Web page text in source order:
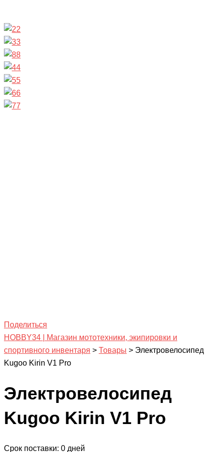
Поделиться
HOBBY34 | Магазин мототехники, экипировки и
спортивного инвентаря > Товары > Электровелосипед
Kugoo Kirin V1 Pro
Электровелосипед
Kugoo Kirin V1 Pro
Срок поставки: 0 дней